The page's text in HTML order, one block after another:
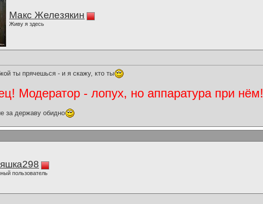
Макс Железякин
Живу я здесь
ты прячешься - и я скажу, кто ты
Модератор - лопух, но аппаратура при нём!
за державу обидно
пользователь